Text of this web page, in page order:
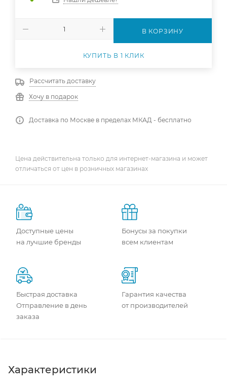
В КОРЗИНУ
КУПИТЬ В 1 КЛИК
Рассчитать доставку
Хочу в подарок
Доставка по Москве в пределах МКАД - бесплатно
Цена действительна только для интернет-магазина и может
отличаться от цен в розничных магазинах
Доступные цены
на лучшие бренды
Бонусы за покупки
всем клиентам
Быстрая доставка
Отправление в день
заказа
Гарантия качества
от производителей
Характеристики